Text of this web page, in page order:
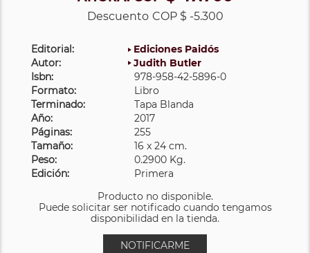
Descuento COP $ -5.300
Editorial:
Ediciones Paidós
Autor:
Judith Butler
Isbn:
978-958-42-5896-0
Formato:
Libro
Terminado:
Tapa Blanda
Año:
2017
Páginas:
255
Tamaño:
16 x 24 cm.
Peso:
0.2900 Kg.
Edición:
Primera
Producto no disponible.
Puede solicitar ser notificado cuando tengamos
disponibilidad en la tienda.
NOTIFICARME